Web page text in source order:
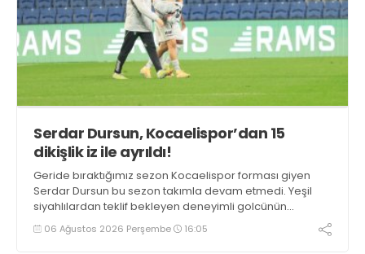
Serdar Dursun, Kocaelispor’dan 15
dikişlik iz ile ayrıldı!
Geride bıraktığımız sezon Kocaelispor forması giyen
Serdar Dursun bu sezon takımla devam etmedi. Yeşil
siyahlılardan teklif bekleyen deneyimli golcünün
Gaziantep FK ile söz kesecek.
06 Ağustos 2026 Perşembe 16:05